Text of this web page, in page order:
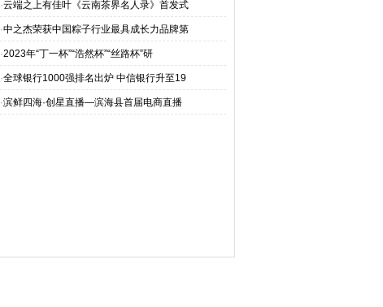
·云端之上有佳叶《云南茶界名人录》首发式
·中之杰荣获中国粽子行业最具成长力品牌第
·2023年“丁一杯”“浩然杯”“丝路杯”研
·全球银行1000强排名出炉 中信银行升至19
·滨鲜四海·创星直播—滨海县首届电商直播